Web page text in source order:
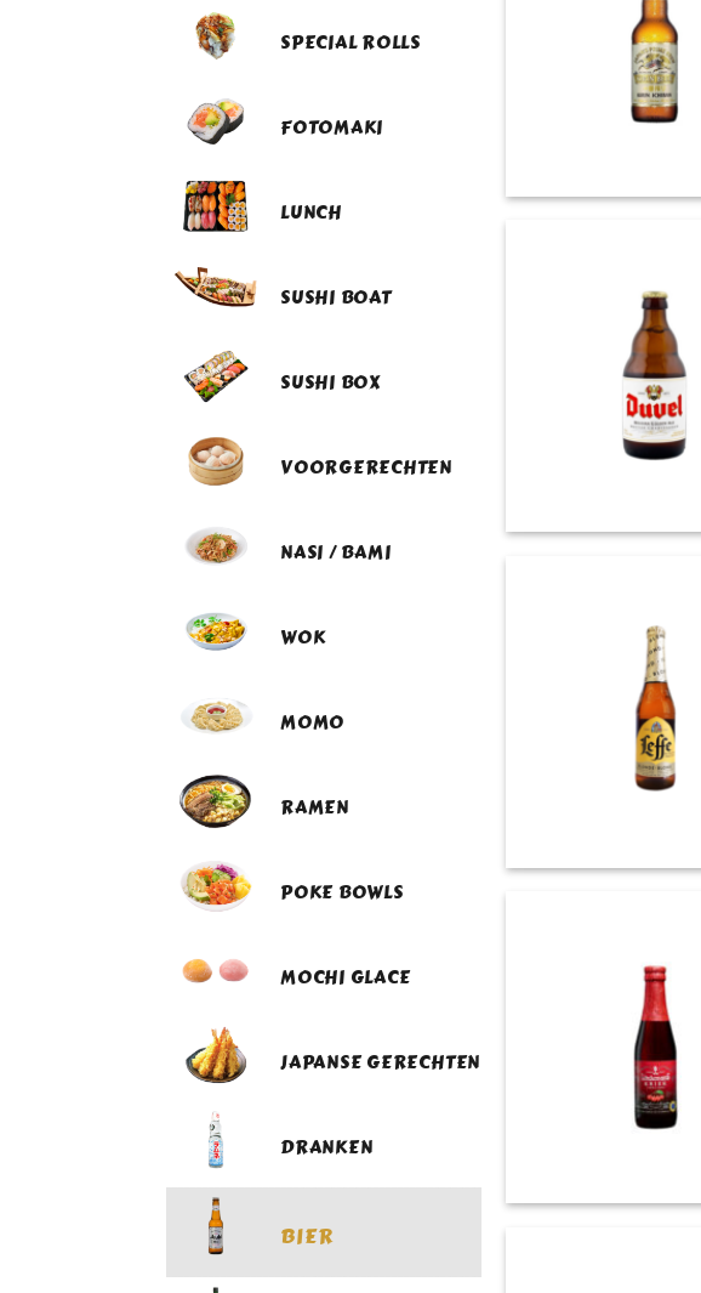
SPECIAL ROLLS
FOTOMAKI
LUNCH
SUSHI BOAT
SUSHI BOX
VOORGERECHTEN
NASI / BAMI
WOK
MOMO
RAMEN
POKE BOWLS
MOCHI GLACE
JAPANSE GERECHTEN
DRANKEN
BIER